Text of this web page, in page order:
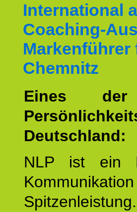
International
Coaching-
Markenführer
Chemnitz
Eines der
Deutschland:
NLP ist ein